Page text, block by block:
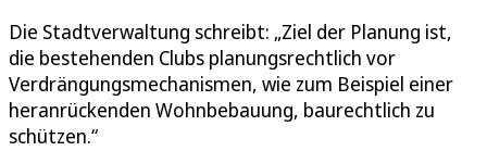
Die Stadtverwaltung schreibt: „Ziel der Planung ist,
die bestehenden Clubs planungsrechtlich vor
Verdrängungsmechanismen, wie zum Beispiel einer
heranrückenden Wohnbebauung, baurechtlich zu
schützen.“